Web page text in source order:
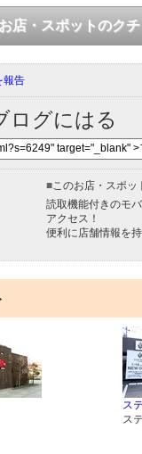
店・スポットのク
報告
ログにはる
■このお店・スポッ
読取機能付きのモ
アクセス！
便利に店舗情報を
ス
ス